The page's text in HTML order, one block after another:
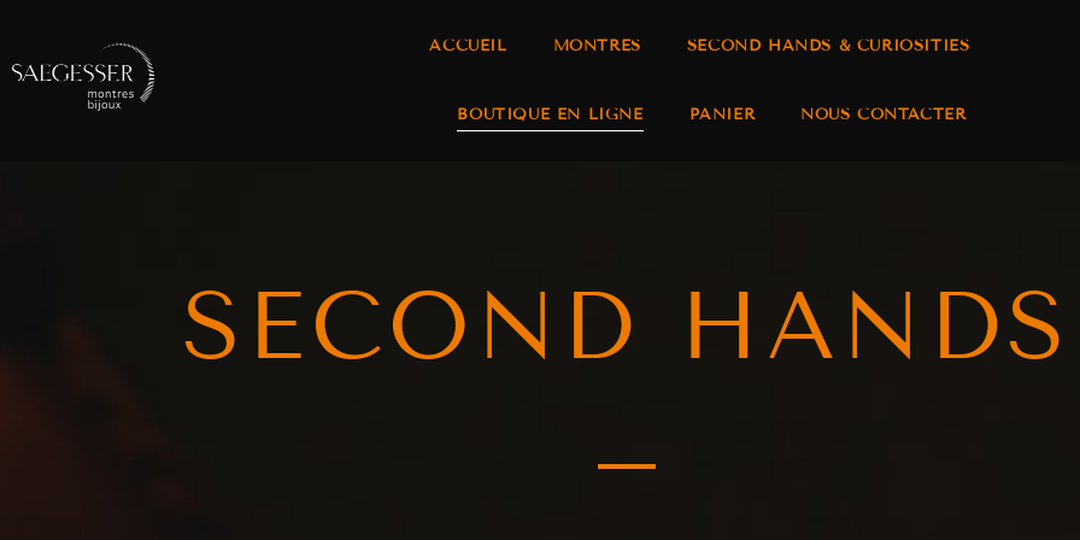
ACCUEIL MONTRES SECOND HANDS & CURIOSITIES
BOUTIQUE EN LIGNE PANIER NOUS CONTACTER
SECOND HANDS